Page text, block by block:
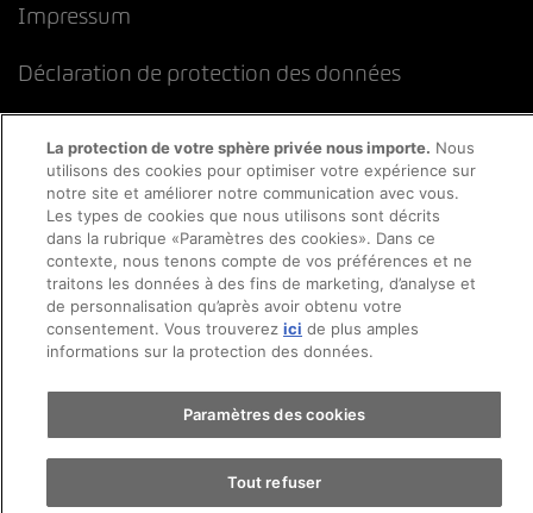
Impressum
Déclaration de protection des données
La protection de votre sphère privée nous importe. Nous
utilisons des cookies pour optimiser votre expérience sur
notre site et améliorer notre communication avec vous.
Les types de cookies que nous utilisons sont décrits
dans la rubrique «Paramètres des cookies». Dans ce
contexte, nous tenons compte de vos préférences et ne
traitons les données à des fins de marketing, d’analyse et
de personnalisation qu’après avoir obtenu votre
consentement. Vous trouverezici de plus amples
informations sur la protection des données.
Paramètres des cookies
Tout refuser